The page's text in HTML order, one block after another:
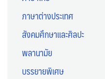
ภาษาต่างประเทศ
สังคมศึกษาและศิลปะ
พลานามัย
บรรยายพิเศษ